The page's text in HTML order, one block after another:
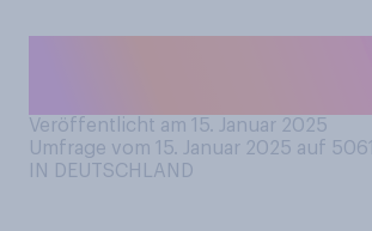
Veröffentlicht am 15. Januar 2025
Umfrage vom 15. Januar 2025 auf 5061
IN DEUTSCHLAND